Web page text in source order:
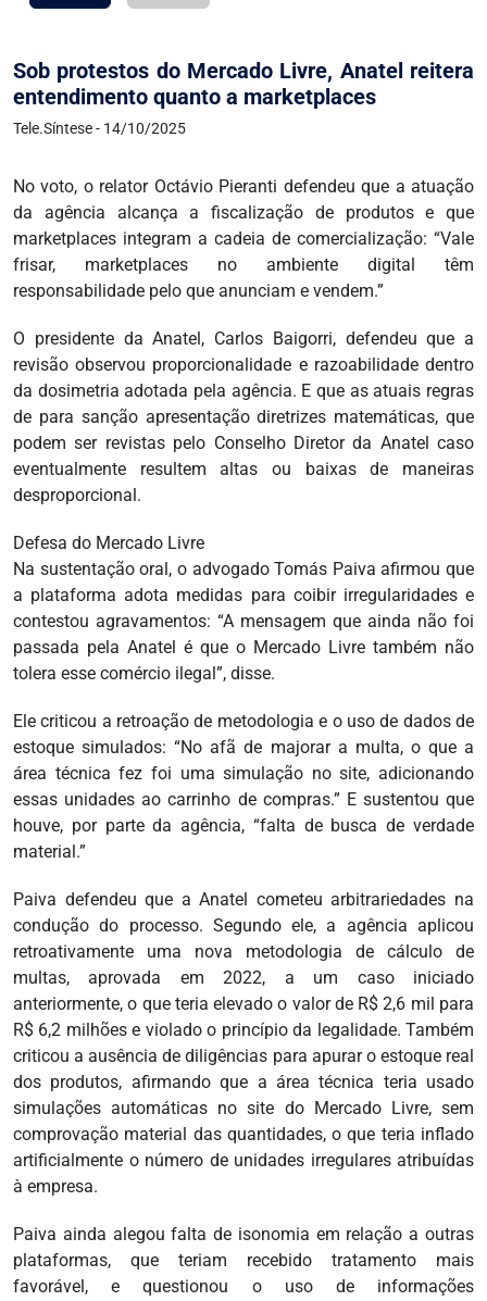
Sob protestos do Mercado Livre, Anatel reitera
entendimento quanto a marketplaces
Tele.Síntese - 14/10/2025
No voto, o relator Octávio Pieranti defendeu que a atuação
da agência alcança a fiscalização de produtos e que
marketplaces integram a cadeia de comercialização: “Vale
frisar, marketplaces no ambiente digital têm
responsabilidade pelo que anunciam e vendem.”
O presidente da Anatel, Carlos Baigorri, defendeu que a
revisão observou proporcionalidade e razoabilidade dentro
da dosimetria adotada pela agência. E que as atuais regras
de para sanção apresentação diretrizes matemáticas, que
podem ser revistas pelo Conselho Diretor da Anatel caso
eventualmente resultem altas ou baixas de maneiras
desproporcional.
Defesa do Mercado Livre
Na sustentação oral, o advogado Tomás Paiva afirmou que
a plataforma adota medidas para coibir irregularidades e
contestou agravamentos: “A mensagem que ainda não foi
passada pela Anatel é que o Mercado Livre também não
tolera esse comércio ilegal”, disse.
Ele criticou a retroação de metodologia e o uso de dados de
estoque simulados: “No afã de majorar a multa, o que a
área técnica fez foi uma simulação no site, adicionando
essas unidades ao carrinho de compras.” E sustentou que
houve, por parte da agência, “falta de busca de verdade
material.”
Paiva defendeu que a Anatel cometeu arbitrariedades na
condução do processo. Segundo ele, a agência aplicou
retroativamente uma nova metodologia de cálculo de
multas, aprovada em 2022, a um caso iniciado
anteriormente, o que teria elevado o valor de R$ 2,6 mil para
R$ 6,2 milhões e violado o princípio da legalidade. Também
criticou a ausência de diligências para apurar o estoque real
dos produtos, afirmando que a área técnica teria usado
simulações automáticas no site do Mercado Livre, sem
comprovação material das quantidades, o que teria inflado
artificialmente o número de unidades irregulares atribuídas
à empresa.
Paiva ainda alegou falta de isonomia em relação a outras
plataformas, que teriam recebido tratamento mais
favorável, e questionou o uso de informações